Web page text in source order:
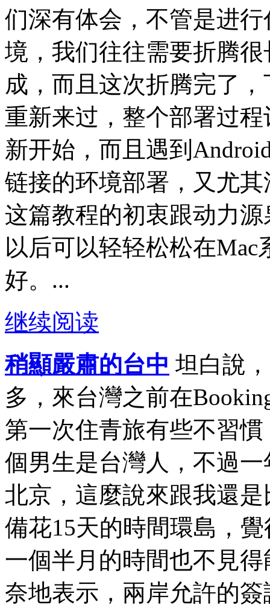
们深有体会，不管是进
境，我们往往需要折腾
成，而且这次折腾完了
重新来过，整个部署过
新开始，而且遇到
链接的环境部署，又尤
这篇教程的初衷跟动力
以后可以轻轻松松在
好。...
继续阅读
稍顯嚴肅的台中 坦白說
多，來台灣之前在
第一次住青旅有些不習
個男生是台灣人，不過
北京，這麼說來跟我還
備花15天的時間環島，
一個半月的時間也不見
奈地表示，兩岸允許的